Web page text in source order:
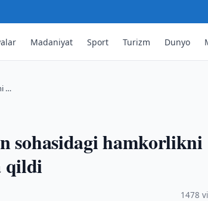
Madaniyat Sport Turizm Dunyo
…
sohasidagi hamkorlikni
qildi
1478